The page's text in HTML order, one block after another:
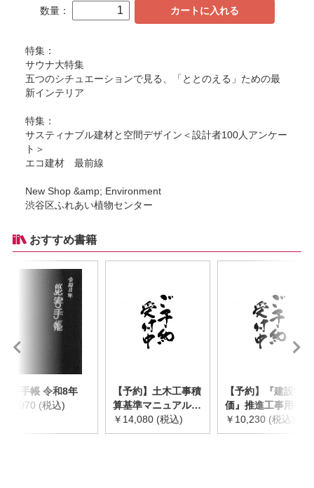
数量： カートに入れる
特集：
サウナ大特集
五つのシチュエーションで見る、「ととのえる」ための最
新インテリア
特集：
サスティナブル建材と空間デザイン＜設計者100人アンケー
ト＞
エコ建材 最前線
New Shop &amp; Environment
渋谷区ふれあい植物センター
おすすめ書籍
災害手帳 令和8年
￥2,970 (税込)
【予約】土木工事積
算基準マニュアル
令和8年度版
※2026年8月下旬発
￥14,080 (税込)
【予約】『建設物
価』推進工事用機械
器具等基礎価格表
2026年度版
￥10,230 (税込)